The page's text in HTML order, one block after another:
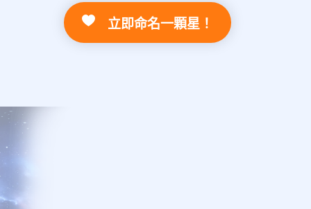
立即命名一顆星！